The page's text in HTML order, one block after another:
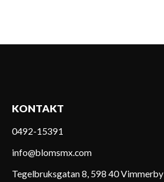
KONTAKT
0492-15391
info@blomsmx.com
Tegelbruksgatan 8, 598 40 Vimmerby